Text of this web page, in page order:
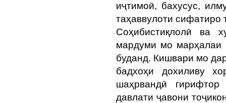
иҷтимоӣ, бахусус,
таҳаввулоти
Соҳибистиқлолӣ ва
мардуми мо марҳалаи
буданд. Кишвари мо
бадхоҳи дохиливу
шаҳрвандӣ
давлати ҷавони